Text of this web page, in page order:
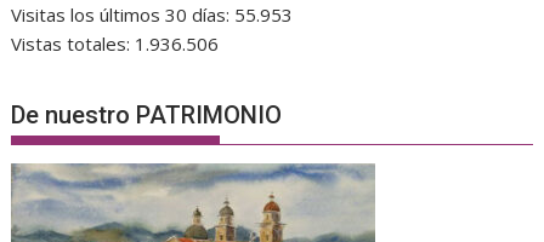
Visitas los últimos 30 días: 55.953
Vistas totales: 1.936.506
De nuestro PATRIMONIO